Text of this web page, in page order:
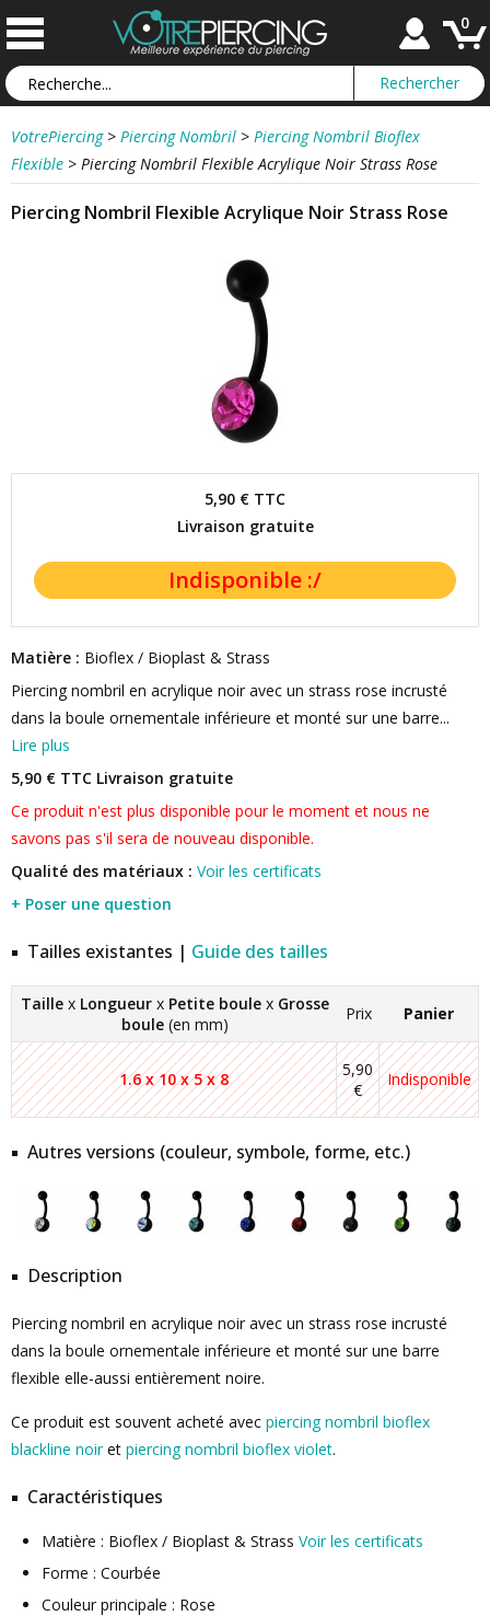
0
VotrePiercing > Piercing Nombril > Piercing Nombril Bioflex
Flexible > Piercing Nombril Flexible Acrylique Noir Strass Rose
Piercing Nombril Flexible Acrylique Noir Strass Rose
5,90 € TTC
Livraison gratuite
Matière : Bioflex / Bioplast & Strass
Piercing nombril en acrylique noir avec un strass rose incrusté
dans la boule ornementale inférieure et monté sur une barre...
Lire plus
5,90 € TTC Livraison gratuite
Ce produit n'est plus disponible pour le moment et nous ne
savons pas s'il sera de nouveau disponible.
Qualité des matériaux : Voir les certificats
+ Poser une question
Tailles existantes | Guide des tailles
Taille x Longueur x Petite boule x Grosse
boule (en mm)
Prix Panier
1.6 x 10 x 5 x 8
5,90
€
Indisponible
Autres versions (couleur, symbole, forme, etc.)
Description
Piercing nombril en acrylique noir avec un strass rose incrusté
dans la boule ornementale inférieure et monté sur une barre
flexible elle-aussi entièrement noire.
Ce produit est souvent acheté avec piercing nombril bioflex
blackline noiret piercing nombril bioflex violet.
Caractéristiques
Matière : Bioflex / Bioplast & Strass Voir les certificats
Forme : Courbée
Couleur principale : Rose